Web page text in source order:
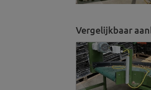
Vergelijkbaar